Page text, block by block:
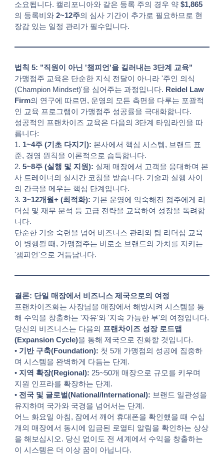
소요됩니다. 캘리포니아와 같은 등록 주의 경우 약 $1,865
의 등록비와 2~12주의 심사 기간이 추가로 필요하므로 현
장감 있는 일정 관리가 필수입니다.
법칙 5: "직원이 아닌 '챔피언'을 길러내는 3단계 교육"
가맹점주 교육은 단순한 지식 전달이 아니라 '주인 의식
(Champion Mindset)'을 심어주는 과정입니다. Reidel Law
Firm의 연구에 따르면, 운영의 모든 측면을 다루는 포괄적
인 교육 프로그램이 가맹점주 성공률을 극대화합니다.
성공적인 프랜차이즈 교육은 다음의 3단계 타임라인을 따
릅니다:
1. 1~4주 (기초 다지기): 본사에서 핵심 시스템, 브랜드 표
준, 경영 원칙을 이론적으로 습득합니다.
2. 5~8주 (실행 및 지원): 실제 매장에서 고객을 응대하며 본
사 트레이너의 실시간 코칭을 받습니다. 기술과 실행 사이
의 간극을 메우는 핵심 단계입니다.
3. 3~12개월+ (최적화): 기본 운영에 익숙해진 점주에게 리
더십 및 재무 분석 등 고급 전략을 교육하여 성장을 독려합
니다.
단순한 기술 숙련을 넘어 비즈니스 관리와 팀 리더십 교육
이 병행될 때, 가맹점주는 비로소 브랜드의 가치를 지키는
'챔피언'으로 거듭납니다.
결론: 단일 매장에서 비즈니스 제국으로의 여정
프랜차이즈화는 사장님을 매장에서 해방시켜 시스템을 통
해 수익을 창출하는 '자유'와 '지속 가능한 부'의 여정입니다.
당신의 비즈니스는 다음의 프랜차이즈 성장 로드맵
(Expansion Cycle)을 통해 제국으로 진화할 것입니다.
• 기반 구축(Foundation): 첫 5개 가맹점의 성공에 집중하
며 시스템을 완벽하게 다듬는 단계.
• 지역 확장(Regional): 25~50개 매장으로 규모를 키우며
지원 인프라를 확장하는 단계.
• 전국 및 글로벌(National/International): 브랜드 일관성을
유지하며 국가와 국경을 넘어서는 단계.
어느 화요일 아침, 잠에서 깨어 휴대폰을 확인했을 때 수십
개의 매장에서 동시에 입금된 로열티 알림을 확인하는 상상
을 해보십시오. 당신 없이도 전 세계에서 수익을 창출하는
이 시스템은 더 이상 꿈이 아닙니다.